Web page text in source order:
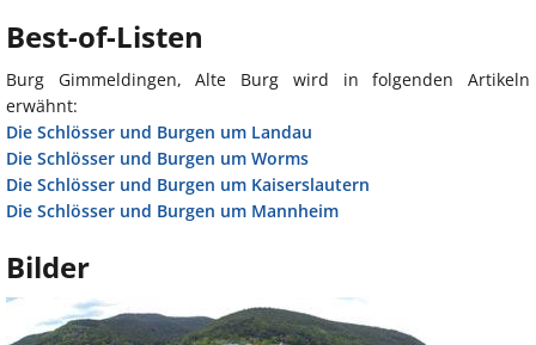
Best-of-Listen
Burg Gimmeldingen, Alte Burg wird in folgenden Artikeln
erwähnt:
Die Schlösser und Burgen um Landau
Die Schlösser und Burgen um Worms
Die Schlösser und Burgen um Kaiserslautern
Die Schlösser und Burgen um Mannheim
Bilder